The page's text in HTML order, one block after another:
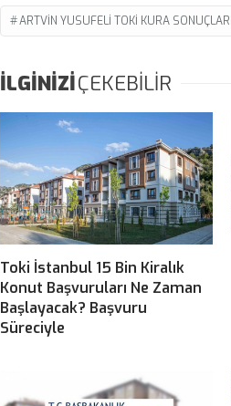
ARTVIN YUSUFELI TOKI KURA SONUÇLARI
İLGİNİZİÇEKEBİLİR
Toki İstanbul 15 Bin Kiralık
Konut Başvuruları Ne Zaman
Başlayacak? Başvuru
Süreciyle